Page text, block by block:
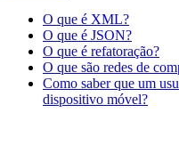
O que é XML?
O que é JSON?
O que é refatoração?
O que são redes de
Como saber que um
dispositivo móvel?